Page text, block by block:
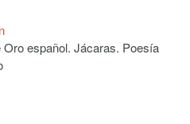
Oro español. Jácaras. Poesía